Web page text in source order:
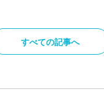
すべての記事へ